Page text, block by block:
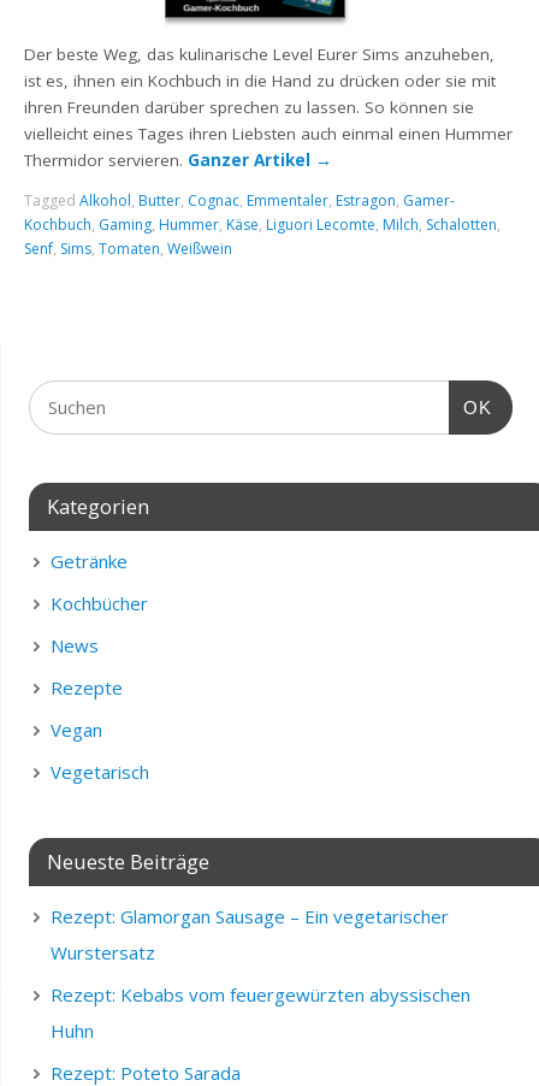
Der beste Weg, das kulinarische Level Eurer Sims anzuheben,
ist es, ihnen ein Kochbuch in die Hand zu drücken oder sie mit
ihren Freunden darüber sprechen zu lassen. So können sie
vielleicht eines Tages ihren Liebsten auch einmal einen Hummer
Thermidor servieren. Ganzer Artikel →
TaggedAlkohol, Butter, Cognac, Emmentaler, Estragon, Gamer-
Kochbuch, Gaming, Hummer, Käse, Liguori Lecomte, Milch, Schalotten,
Senf, Sims,Tomaten,Weißwein
OK
Kategorien
Getränke
Kochbücher
News
Rezepte
Vegan
Vegetarisch
Neueste Beiträge
Rezept: Glamorgan Sausage – Ein vegetarischer
Wurstersatz
Rezept: Kebabs vom feuergewürzten abyssischen
Huhn
Rezept: Poteto Sarada